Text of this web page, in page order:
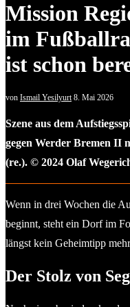
Mission
im
ist schon
von Ismail Yesilyurt 8. Mai 2026
Szene aus dem
gegen Werder Bremen II
(re.). © 2024 Olaf
Wenn in drei Wochen die
beginnt, steht ein Dorf im
längst kein Geheimtipp
Der Stolz von